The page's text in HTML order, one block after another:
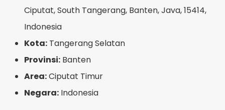
Ciputat, South Tangerang, Banten, Java, 15414,
Indonesia
Kota: Tangerang Selatan
Provinsi: Banten
Area:Ciputat Timur
Negara: Indonesia